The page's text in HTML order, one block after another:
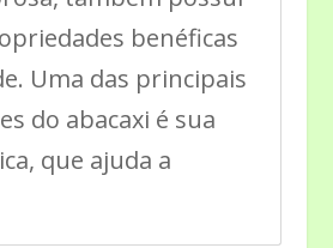
benéficas
Uma das principais
do abacaxi é sua
que ajuda a